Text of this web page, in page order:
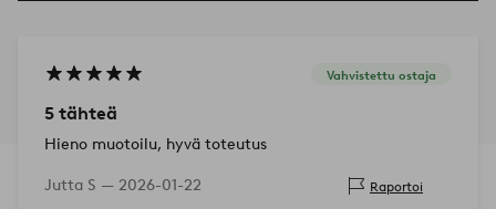
Vahvistettu ostaja
5 tähteä
Hieno muotoilu, hyvä toteutus
Jutta S — 2026-01-22 Raportoi